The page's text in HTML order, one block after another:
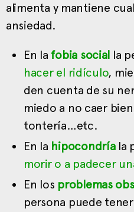
alimenta y mantiene
ansiedad.
En la fobia social la
hacer el ridículo,
den cuenta de su
miedo a no caer
tontería…etc.
En la hipocondría la
morir o a padecer
En los problemas
persona puede tener